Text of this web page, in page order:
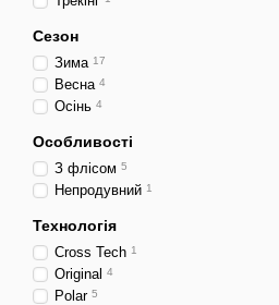
Сезон
Зима 17
Весна 4
Осінь 4
Особливості
З флісом 5
Непродувний 1
Технологія
Cross Tech 1
Original 4
Polar 5